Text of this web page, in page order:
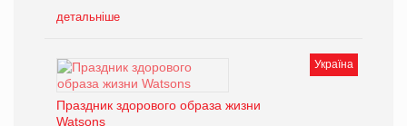
детальніше
Україна
Праздник здорового образа жизни
Watsons